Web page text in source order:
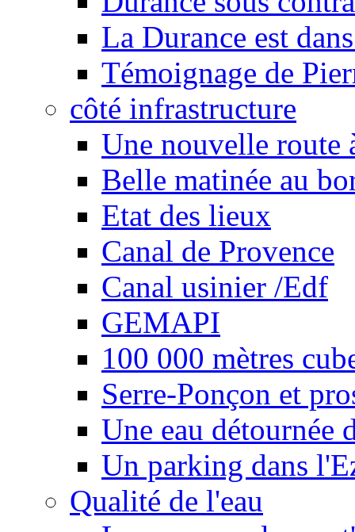
La Durance est
Témoignage de
côté infrastructure
Une nouvelle route
Belle matinée au
Etat des lieux
Canal de Provence
Canal usinier /Edf
GEMAPI
100 000 mètres
Serre-Ponçon et
Une eau détournée
Un parking dans
Qualité de l'eau